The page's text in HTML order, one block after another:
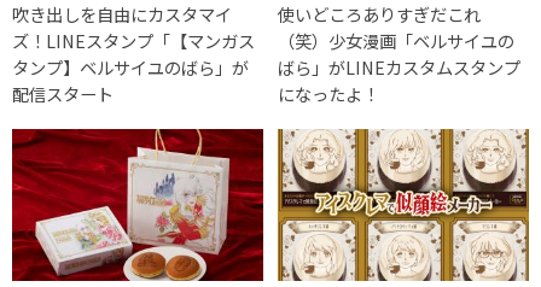
吹き出しを自由にカスタマイ
ズ！LINEスタンプ「【マンガス
タンプ】ベルサイユのばら」が
配信スタート
使いどころありすぎだこれ
（笑）少女漫画「ベルサイユの
ばら」がLINEカスタムスタンプ
になったよ！